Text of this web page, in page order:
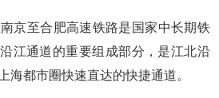
至合肥高速铁路是国家中长期铁
江通道的重要组成部分，是江北沿
海都市圈快速直达的快捷通道。